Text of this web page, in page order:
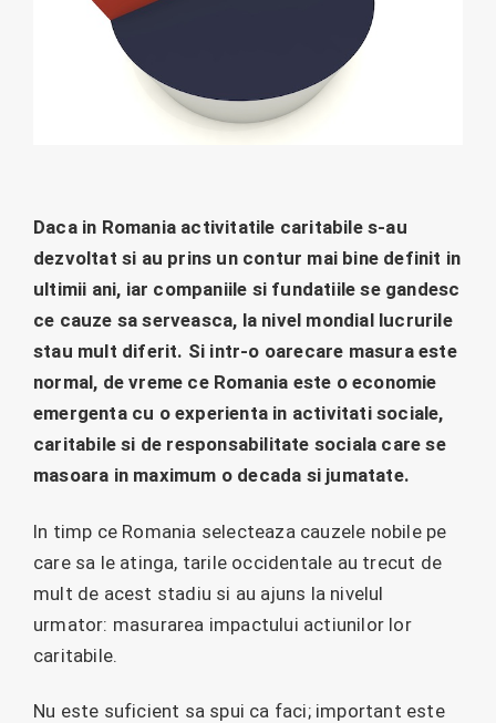
Daca in Romania activitatile caritabile s-au
dezvoltat si au prins un contur mai bine definit in
ultimii ani, iar companiile si fundatiile se gandesc
ce cauze sa serveasca, la nivel mondial lucrurile
stau mult diferit. Si intr-o oarecare masura este
normal, de vreme ce Romania este o economie
emergenta cu o experienta in activitati sociale,
caritabile si de responsabilitate sociala care se
masoara in maximum o decada si jumatate.
In timp ce Romania selecteaza cauzele nobile pe
care sa le atinga, tarile occidentale au trecut de
mult de acest stadiu si au ajuns la nivelul
urmator: masurarea impactului actiunilor lor
caritabile.
Nu este suficient sa spui ca faci; important este